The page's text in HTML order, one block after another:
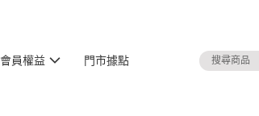
會員權益 門市據點